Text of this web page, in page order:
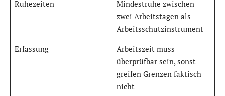
Ruhezeiten
Mindestruhe zwischen
zwei Arbeitstagen als
Arbeitsschutzinstrument
Erfassung
Arbeitszeit muss
überprüfbar sein, sonst
greifen Grenzen faktisch
nicht